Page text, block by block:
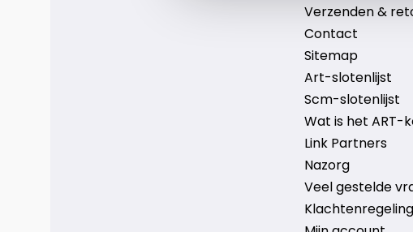
Verzenden &
Contact
Sitemap
Art-slotenlijst
Scm-slotenlijst
Wat is het ART-
Link Partners
Nazorg
Veel gestelde
Klachtenregeling